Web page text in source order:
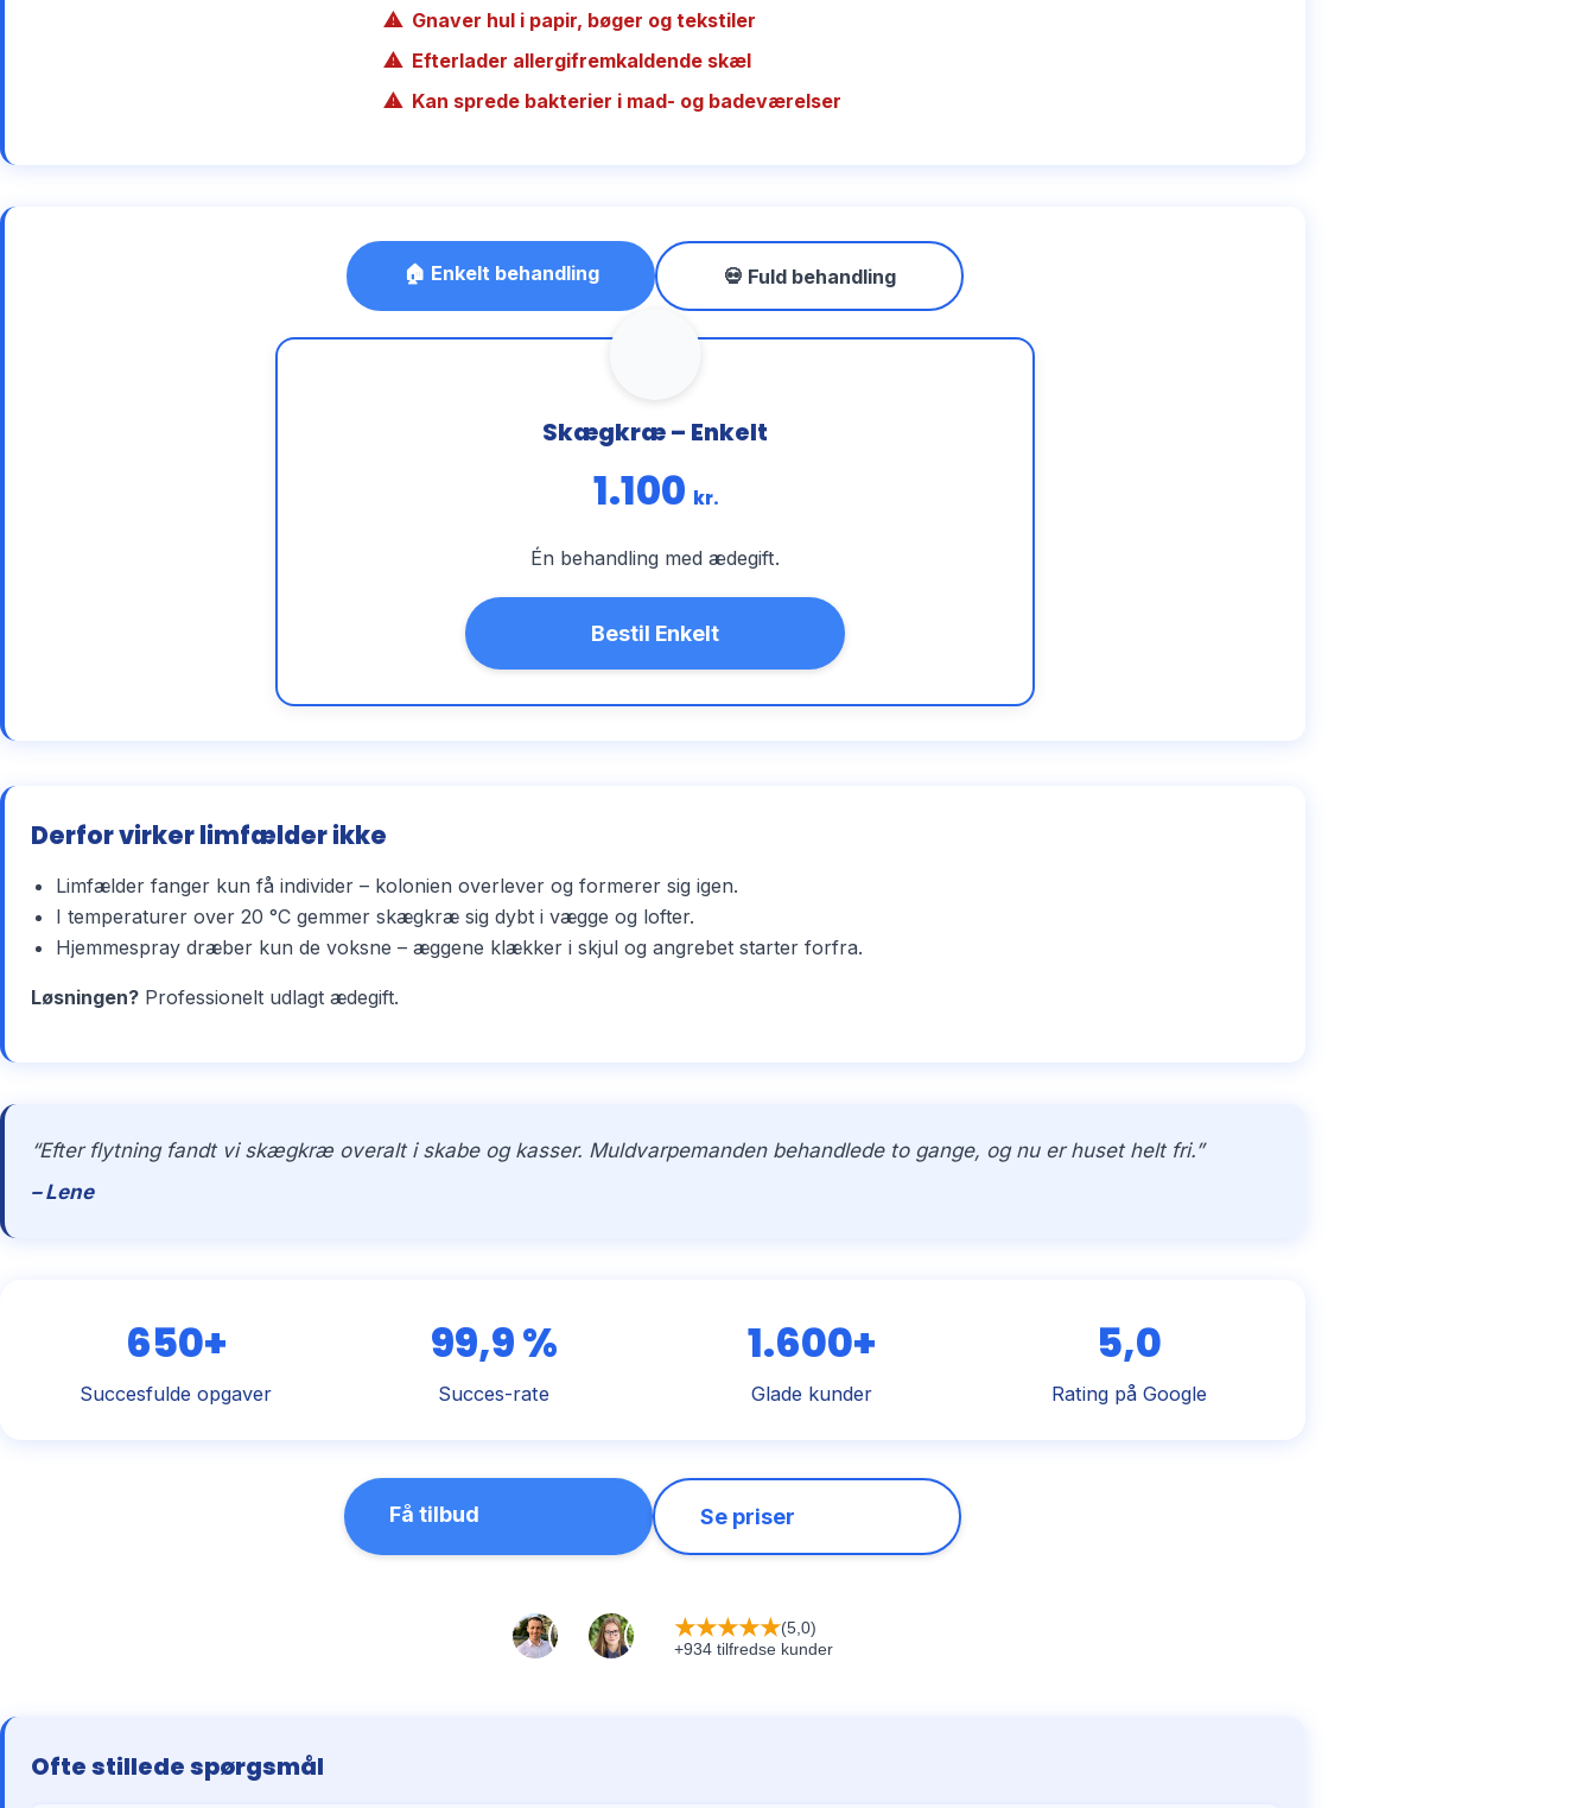
Gnaver hul i papir, bøger og tekstiler
Efterlader allergifremkaldende skæl
Kan sprede bakterier i mad- og badeværelser
🏠 Enkelt behandling 💀 Fuld behandling
Skægkræ – Enkelt
1.100 kr.
Én behandling med ædegift.
Bestil Enkelt
Derfor virker limfælder ikke
Limfælder fanger kun få individer – kolonien overlever og formerer sig igen.
I temperaturer over 20 °C gemmer skægkræ sig dybt i vægge og lofter.
Hjemmespray dræber kun de voksne – æggene klækker i skjul og angrebet starter forfra.
Løsningen? Professionelt udlagt ædegift.
“Efter flytning fandt vi skægkræ overalt i skabe og kasser. Muldvarpemanden behandlede to gange, og nu er huset helt fri.”
– Lene
650+
Succesfulde opgaver
99,9 %
Succes-rate
1.600+
Glade kunder
5,0
Rating på Google
Få tilbud Se priser
★★★★★(5,0)
+934 tilfredse kunder
Ofte stillede spørgsmål